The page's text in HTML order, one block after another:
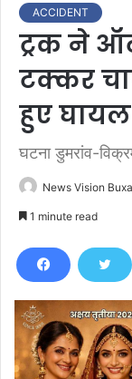
ACCIDENT
ट्रक ने
टक्कर
हुए घायल
घटना डुमरांव-
News Vision
1 minute read